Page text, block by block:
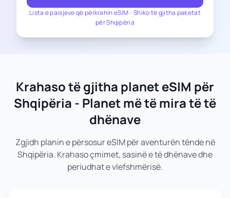
Lista e paisjeve që përkrahin eSIM-Shiko të gjitha paketat
për Shqipëria
Krahaso të gjitha planet eSIM për
Shqipëria - Planet më të mira të të
dhënave
Zgjidh planin e përsosur eSIM për aventurën tënde në
Shqipëria. Krahaso çmimet, sasinë e të dhënave dhe
periudhat e vlefshmërisë.